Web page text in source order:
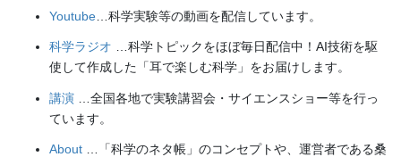
Youtube …科学実験等の動画を配信しています。
科学ラジオ …科学トピックをほぼ毎日配信中！AI技術を駆
使して作成した「耳で楽しむ科学」をお届けします。
講演 …全国各地で実験講習会・サイエンスショー等を行っ
ています。
About …「科学のネタ帳」のコンセプトや、運営者である桑